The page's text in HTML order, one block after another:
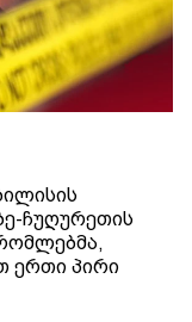
ჩუღურეთის
ერთი პირი